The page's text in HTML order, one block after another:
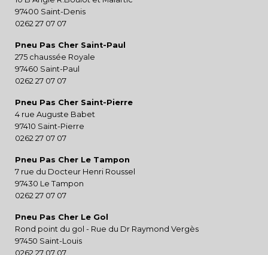
97400 Saint-Denis
0262 27 07 07
Pneu Pas Cher Saint-Paul
275 chaussée Royale
97460 Saint-Paul
0262 27 07 07
Pneu Pas Cher Saint-Pierre
4 rue Auguste Babet
97410 Saint-Pierre
0262 27 07 07
Pneu Pas Cher Le Tampon
7 rue du Docteur Henri Roussel
97430 Le Tampon
0262 27 07 07
Pneu Pas Cher Le Gol
Rond point du gol - Rue du Dr Raymond Vergès
97450 Saint-Louis
0262 27 07 07